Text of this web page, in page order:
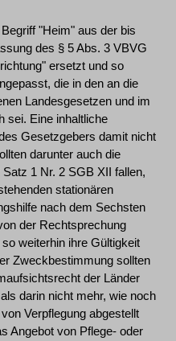
"Heim" aus der bis
des § 5 Abs. 3 VBVG
ersetzt und so
die in den an die
Landesgesetzen und im
sei. Eine inhaltliche
Gesetzgebers damit nicht
darunter auch die
1 Nr. 2 SGB XII fallen,
stationären
nach dem Sechsten
der Rechtsprechung
weiterhin ihre Gültigkeit
Zweckbestimmung sollten
der Länder
darin nicht mehr, wie noch
Verpflegung abgestellt
Angebot von Pflege- oder